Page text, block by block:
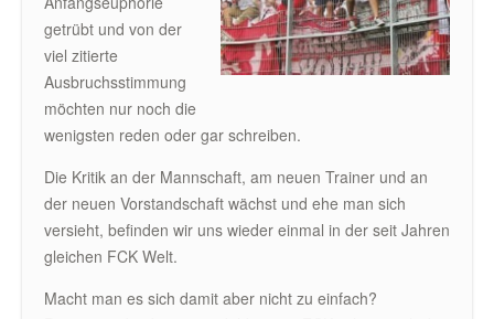
getrübt und von der
viel zitierte
Ausbruchsstimmung
möchten nur noch die
wenigsten reden oder gar schreiben.
Die Kritik an der Mannschaft, am neuen Trainer und an
der neuen Vorstandschaft wächst und ehe man sich
versieht, befinden wir uns wieder einmal in der seit Jahren
gleichen FCK Welt.
Macht man es sich damit aber nicht zu einfach?